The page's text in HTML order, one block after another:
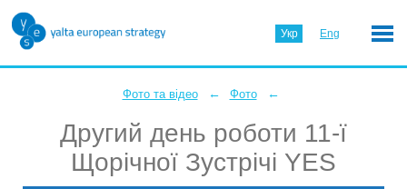
Укр Eng
Фото та відео ← Фото ←
Другий день роботи 11-ї
Щорічної Зустрічі YES